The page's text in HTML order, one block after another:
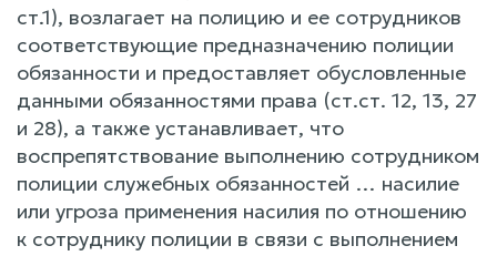
ст.1), возлагает на полицию и ее сотрудников
соответствующие предназначению полиции
обязанности и предоставляет обусловленные
данными обязанностями права (ст.ст. 12, 13, 27
и 28), а также устанавливает, что
воспрепятствование выполнению сотрудником
полиции служебных обязанностей … насилие
или угроза применения насилия по отношению
к сотруднику полиции в связи с выполнением